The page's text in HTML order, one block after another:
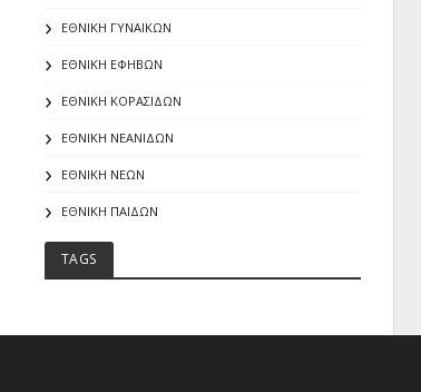
ΕΘΝΙΚΗ ΓΥΝΑΙΚΩΝ
ΕΘΝΙΚΗ ΕΦΗΒΩΝ
ΕΘΝΙΚΗ ΚΟΡΑΣΙΔΩΝ
ΕΘΝΙΚΗ ΝΕΑΝΙΔΩΝ
ΕΘΝΙΚΗ ΝΕΩΝ
ΕΘΝΙΚΗ ΠΑΙΔΩΝ
TAGS